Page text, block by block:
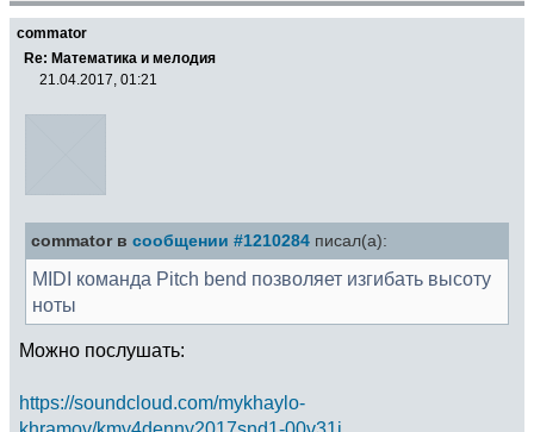
commator
Re: Математика и мелодия
21.04.2017, 01:21
commator в сообщении #1210284 писал(а):
MIDI команда Pitch bend позволяет изгибать высоту
ноты
Можно послушать:
https://soundcloud.com/mykhaylo-